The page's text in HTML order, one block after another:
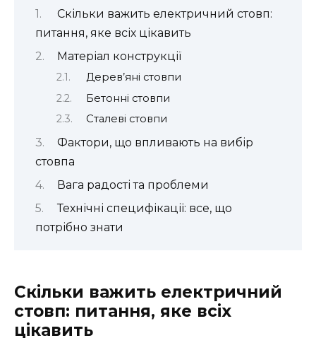
Скільки важить електричний стовп:
питання, яке всіх цікавить
Матеріал конструкції
Дерев’яні стовпи
Бетонні стовпи
Сталеві стовпи
Фактори, що впливають на вибір
стовпа
Вага радості та проблеми
Технічні специфікації: все, що
потрібно знати
Скільки важить електричний
стовп: питання, яке всіх
цікавить